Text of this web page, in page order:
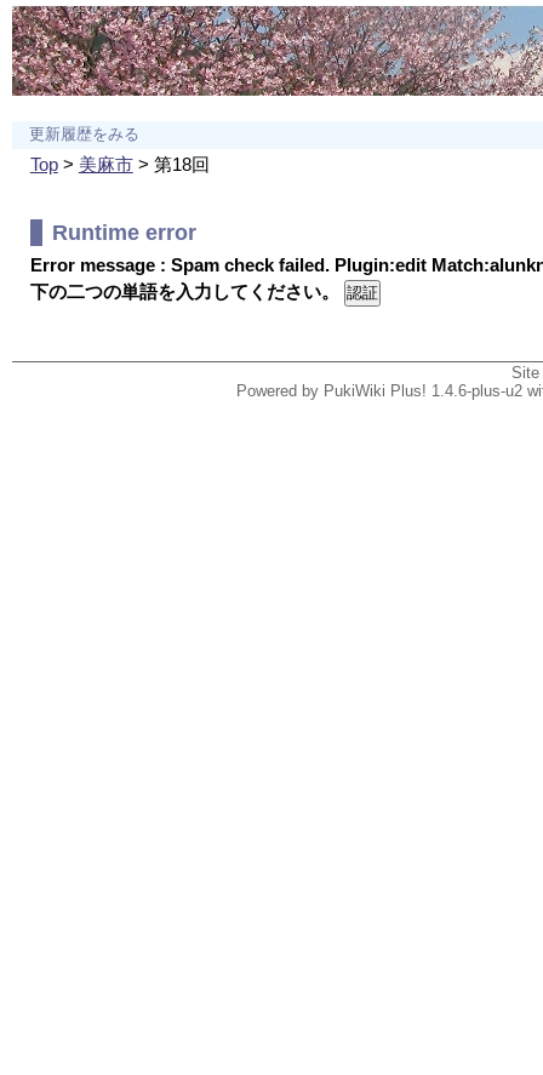
更新履歴をみる
Top> 美麻市> 第18回
Runtime error
Error message : Spam check failed. Plugin:edit
下の二つの単語を入力してください。
Powered by PukiWiki Plus! 1.4.6-plus-u2